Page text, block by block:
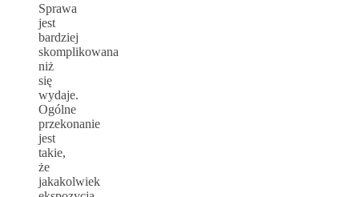
Sprawa
jest
bardziej
skomplikowana
niż
się
wydaje.
Ogólne
przekonanie
jest
takie,
że
jakakolwiek